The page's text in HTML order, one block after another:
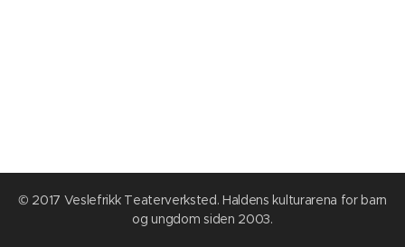
© 2017 Veslefrikk Teaterverksted. Haldens kulturarena for barn
og ungdom siden 2003.